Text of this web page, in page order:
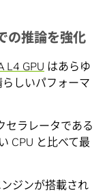
の推論を強化
L4 GPU はあらゆ
しいパフォーマ
セラレータである
CPU と比べて最
ジンが搭載され